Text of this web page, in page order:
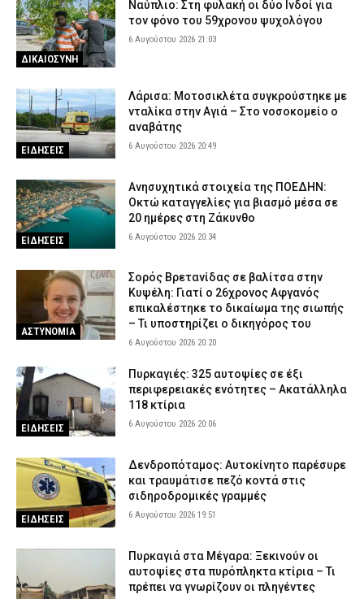
ΔΙΚΑΙΟΣΥΝΗ
Ναύπλιο: Στη φυλακή οι δύο Ινδοί για
τον φόνο του 59χρονου ψυχολόγου
6 Αυγούστου 2026 21:03
ΕΙΔΗΣΕΙΣ
Λάρισα: Μοτοσικλέτα συγκρούστηκε με
νταλίκα στην Αγιά – Στο νοσοκομείο ο
αναβάτης
6 Αυγούστου 2026 20:49
ΕΙΔΗΣΕΙΣ
Ανησυχητικά στοιχεία της ΠΟΕΔΗΝ:
Οκτώ καταγγελίες για βιασμό μέσα σε
20 ημέρες στη Ζάκυνθο
6 Αυγούστου 2026 20:34
ΑΣΤΥΝΟΜΙΑ
Σορός Βρετανίδας σε βαλίτσα στην
Κυψέλη: Γιατί ο 26χρονος Αφγανός
επικαλέστηκε το δικαίωμα της σιωπής
– Τι υποστηρίζει ο δικηγόρος του
6 Αυγούστου 2026 20:20
ΕΙΔΗΣΕΙΣ
Πυρκαγιές: 325 αυτοψίες σε έξι
περιφερειακές ενότητες – Ακατάλληλα
118 κτίρια
6 Αυγούστου 2026 20:06
ΕΙΔΗΣΕΙΣ
Δενδροπόταμος: Αυτοκίνητο παρέσυρε
και τραυμάτισε πεζό κοντά στις
σιδηροδρομικές γραμμές
6 Αυγούστου 2026 19:51
Πυρκαγιά στα Μέγαρα: Ξεκινούν οι
αυτοψίες στα πυρόπληκτα κτίρια – Τι
πρέπει να γνωρίζουν οι πληγέντες